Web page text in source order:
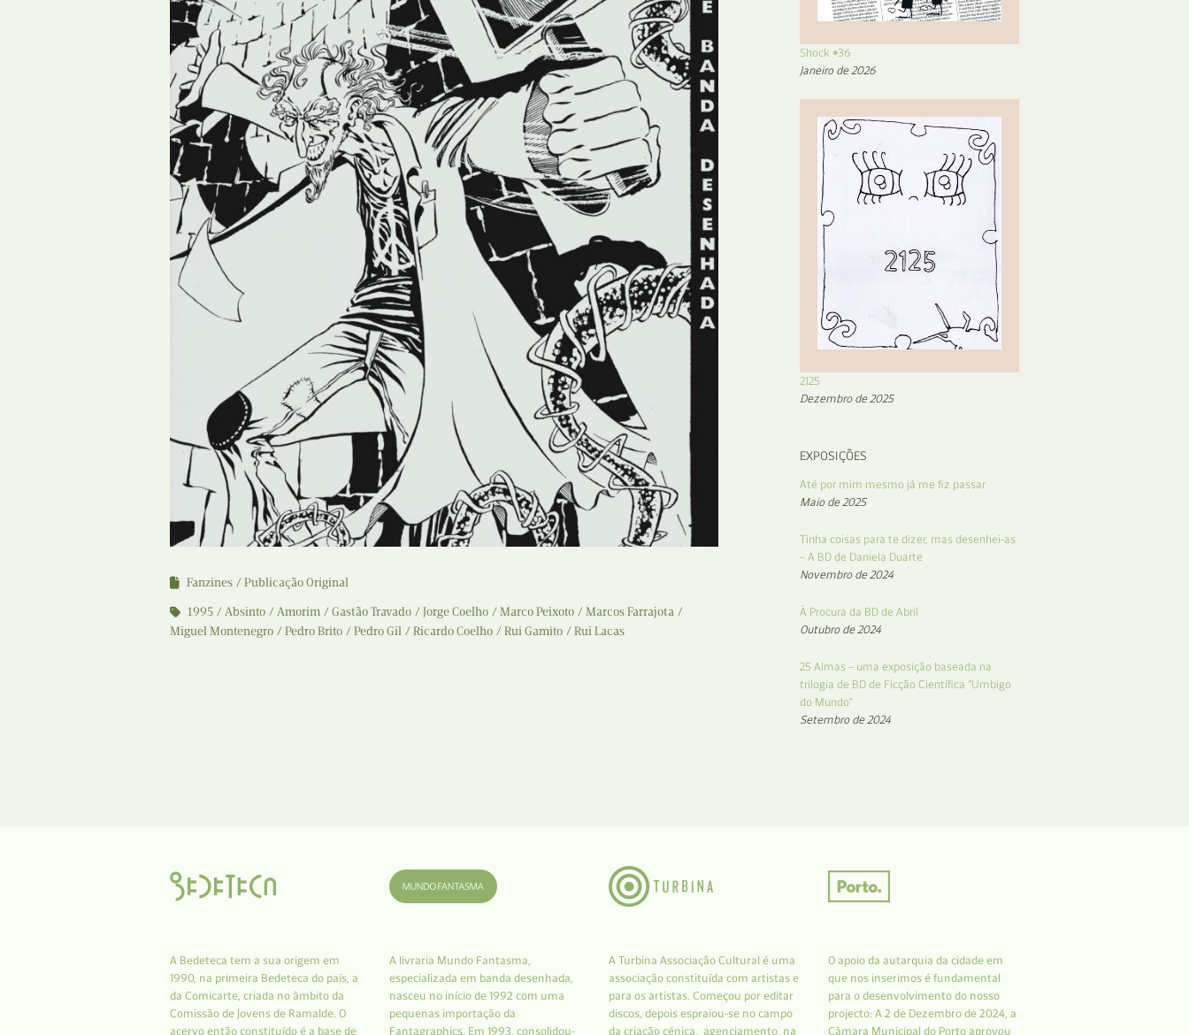
Fanzines
Publicação Original
1995
Absinto Amorim Gastão Travado Jorge Coelho Marco Peixoto
Marcos Farrajota
Miguel Montenegro
Pedro Brito Pedro Gil Ricardo Coelho Rui Gamito Rui Lacas
Shock #36
Janeiro de 2026
2125
Dezembro de 2025
EXPOSIÇÕES
Até por mim mesmo já me fiz passar
Maio de 2025
Tinha coisas para te dizer, mas desenhei-as
– A BD de Daniela Duarte
Novembro de 2024
À Procura da BD de Abril
Outubro de 2024
25 Almas – uma exposição baseada na
trilogia de BD de Ficção Científica “Umbigo
do Mundo”
Setembro de 2024
A Bedeteca tem a sua origem em
1990, na primeira Bedeteca do país, a
da Comicarte, criada no âmbito da
Comissão de Jovens de Ramalde. O
acervo então constituído é a base de
A livraria Mundo Fantasma,
especializada em banda desenhada,
nasceu no início de 1992 com uma
pequenas importação da
Fantagraphics. Em 1993, consolidou-
A Turbina Associação Cultural é uma
associação constituída com artistas e
para os artistas. Começou por editar
discos, depois espraiou-se no campo
da criação cénica, agenciamento, na
O apoio da autarquia da cidade em
que nos inserimos é fundamental
para o desenvolvimento do nosso
projecto: A 2 de Dezembro de 2024, a
Câmara Municipal do Porto aprovou